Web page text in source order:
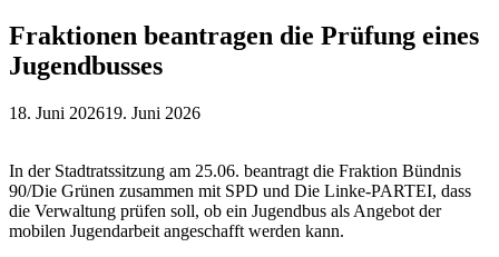
Fraktionen beantragen die Prüfung eines
Jugendbusses
18. Juni 202619. Juni 2026
In der Stadtratssitzung am 25.06. beantragt die Fraktion Bündnis
90/Die Grünen zusammen mit SPD und Die Linke-PARTEI, dass
die Verwaltung prüfen soll, ob ein Jugendbus als Angebot der
mobilen Jugendarbeit angeschafft werden kann.